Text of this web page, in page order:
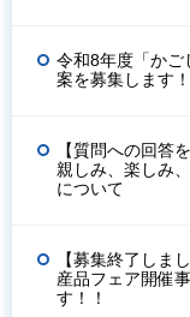
令和8年度「かご
案を募集します！
【質問への回答
親しみ、楽しみ
について
【募集終了しま
産品フェア開催
す！！